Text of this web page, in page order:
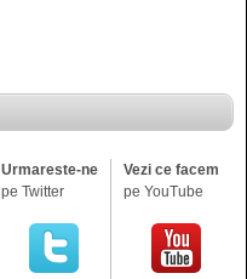
Urmareste-ne
pe Twitter
Vezi ce facem
pe YouTube